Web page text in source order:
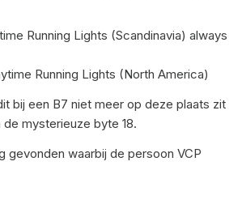
Running Lights (Scandinavia) always
Running Lights (North America)
bij een B7 niet meer op deze plaats zit
mysterieuze byte 18.
gevonden waarbij de persoon VCP